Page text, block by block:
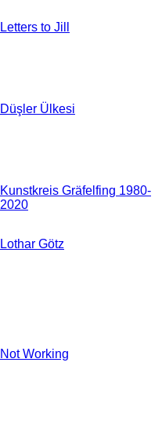
Letters to Jill
Düşler Ülkesi
Kunstkreis Gräfelfing 1980-
2020
Lothar Götz
Not Working